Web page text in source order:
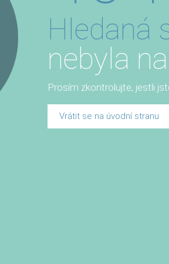
Hledaná
nebyla
Prosím zkontrolujte, jestli
Vrátit se na úvodní stranu